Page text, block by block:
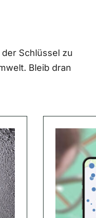
Schlüssel zu
Bleib dran